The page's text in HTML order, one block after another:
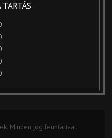
TARTÁS
Minden jog fenntartva.